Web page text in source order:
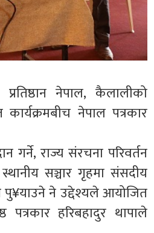
नेपाल, कैलालीको
नेपाल पत्रकार
गर्ने, राज्य संरचना परिवर्तन
सञ्चार गृहमा संसदीय
पु¥याउने ने उद्देश्यले आयोजित
पत्रकार हरिबहादुर थापाले